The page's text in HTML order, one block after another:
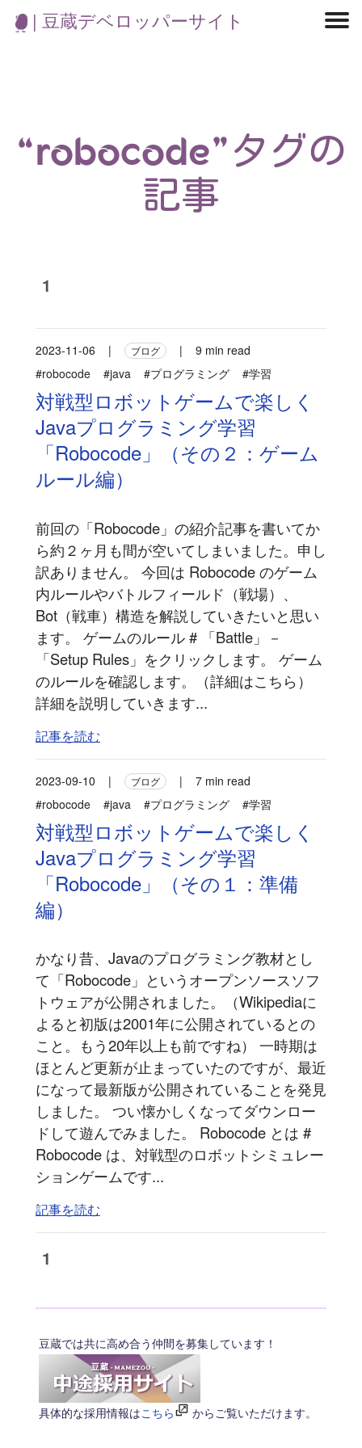
| 豆蔵デベロッパーサイト
“robocode”タグの
記事
1
2023-11-06 | ブログ |
9 min read
#robocode
#java #プログラミング #学習
対戦型ロボットゲームで楽しく
Javaプログラミング学習
「Robocode」（その２：ゲーム
ルール編）
前回の「Robocode」の紹介記事を書いてか
ら約２ヶ月も間が空いてしまいました。申し
訳ありません。 今回は Robocode のゲーム
内ルールやバトルフィールド（戦場）、
Bot（戦車）構造を解説していきたいと思い
ます。 ゲームのルール # 「Battle」－
「Setup Rules」をクリックします。 ゲーム
のルールを確認します。（詳細はこちら）
詳細を説明していきます...
記事を読む
2023-09-10 | ブログ |
7 min read
#robocode
#java #プログラミング #学習
対戦型ロボットゲームで楽しく
Javaプログラミング学習
「Robocode」（その１：準備
編）
かなり昔、Javaのプログラミング教材とし
て「Robocode」というオープンソースソフ
トウェアが公開されました。（Wikipediaに
よると初版は2001年に公開されているとの
こと。もう20年以上も前ですね） 一時期は
ほとんど更新が止まっていたのですが、最近
になって最新版が公開されていることを発見
しました。 つい懐かしくなってダウンロー
ドして遊んでみました。 Robocode とは #
Robocode は、対戦型のロボットシミュレー
ションゲームです...
記事を読む
1
豆蔵では共に高め合う仲間を募集しています！
具体的な採用情報はこちら からご覧いただけます。